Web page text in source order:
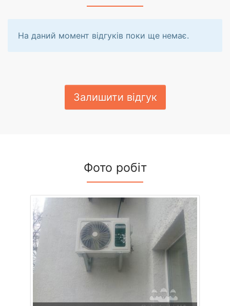
На даний момент відгуків поки ще немає.
Залишити відгук
Фото робіт